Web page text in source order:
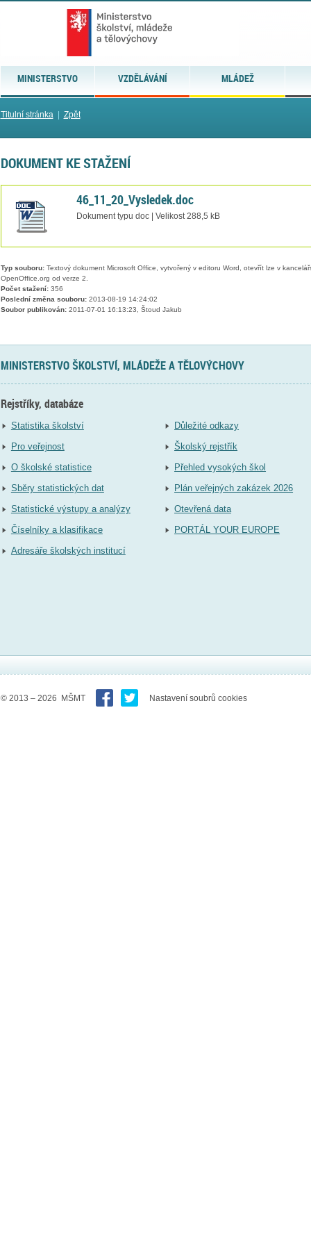
MINISTERSTVO VZDĚLÁVÁNÍ MLÁDEŽ
Titulní stránka| Zpět
DOKUMENT KE STAŽENÍ
46_11_20_Vysledek.doc
Dokument typu doc | Velikost 288,5 kB
Typ souboru:Textový dokument Microsoft Office, vytvořený v editoru Word, otevřít lze v
OpenOffice.org od verze 2.
Počet stažení:356
Poslední změna souboru:2013-08-19 14:24:02
Soubor publikován:2011-07-01 16:13:23, Štoud Jakub
MINISTERSTVO ŠKOLSTVÍ, MLÁDEŽE A TĚLOVÝCHOVY
Rejstříky, databáze
Statistika školství
Pro veřejnost
O školské statistice
Sběry statistických dat
Statistické výstupy a analýzy
Číselníky a klasifikace
Adresáře školských institucí
Důležité odkazy
Školský rejstřík
Přehled vysokých škol
Plán veřejných zakázek 2026
Otevřená data
PORTÁL YOUR EUROPE
© 2013 – 2026 MŠMT Nastavení soubrů cookies